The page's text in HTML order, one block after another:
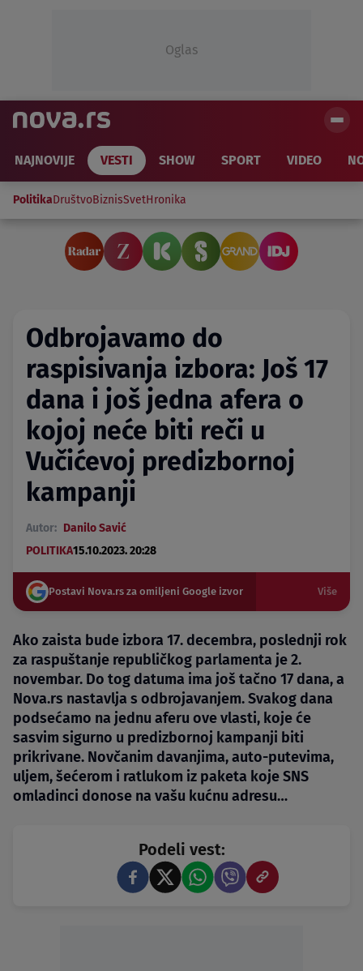
Oglas
NAJNOVIJE VESTI SHOW SPORT VIDEO
PolitikaDruštvoBiznisSvetHronika
Odbrojavamo do
raspisivanja izbora: Još 17
dana i još jedna afera o
kojoj neće biti reči u
Vučićevoj predizbornoj
kampanji
Autor: Danilo Savić
POLITIKA15.10.2023. 20:28
Postavi Nova.rs za omiljeni Google izvor Više
Ako zaista bude izbora 17. decembra, poslednji rok
za raspuštanje republičkog parlamenta je 2.
novembar. Do tog datuma ima još tačno 17 dana, a
Nova.rs nastavlja s odbrojavanjem. Svakog dana
podsećamo na jednu aferu ove vlasti, koje će
sasvim sigurno u predizbornoj kampanji biti
prikrivane. Novčanim davanjima, auto-putevima,
uljem, šećerom i ratlukom iz paketa koje SNS
omladinci donose na vašu kućnu adresu…
Podeli vest: